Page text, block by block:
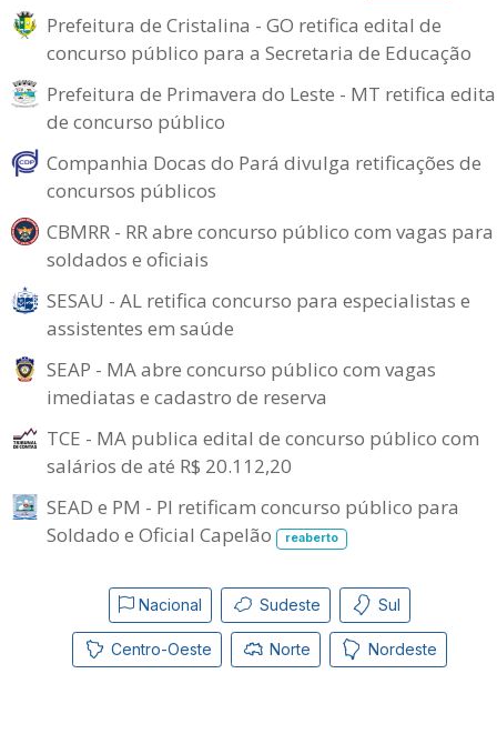
Prefeitura de Cristalina - GO retifica edital de
concurso público para a Secretaria de Educação
Prefeitura de Primavera do Leste - MT retifica
de concurso público
Companhia Docas do Pará divulga retificações de
concursos públicos
CBMRR - RR abre concurso público com vagas para
soldados e oficiais
SESAU - AL retifica concurso para especialistas e
assistentes em saúde
SEAP - MA abre concurso público com vagas
imediatas e cadastro de reserva
TCE - MA publica edital de concurso público com
salários de até R$ 20.112,20
SEAD e PM - PI retificam concurso público para
Soldado e Oficial Capelão
reaberto
Nacional Sudeste Sul
Centro-Oeste Norte Nordeste